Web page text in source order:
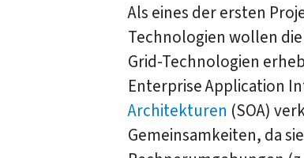
Als eines der ersten
Technologien wollen
Grid-Technologien
Enterprise Application
Architekturen (SOA)
Gemeinsamkeiten, da